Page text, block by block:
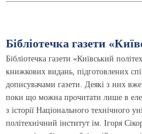
Бібліотечка газети
Бібліотечка газети «Київський
книжкових видань, підготовлених
дописувачами газети. Деякі з них
поки що можна прочитати лише в
з історії Національного технічного
політехнічний інститут ім. Ігоря